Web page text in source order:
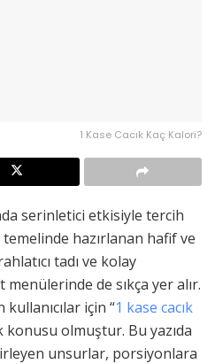
1 Kase Cacık Kaç Kalori?
serinletici etkisiyle tercih
hazırlanan hafif ve
tadı ve kolay
de sıkça yer alır.
için “1 kase cacık
konusu olmuştur. Bu yazıda
unsurlar, porsiyonlara